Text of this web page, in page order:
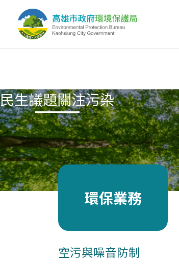
民生議題關注污染
環保業務
空污與噪音防制